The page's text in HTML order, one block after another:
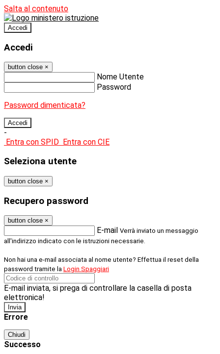
Salta al contenuto
Accedi
Accedi
button close ×
Nome Utente
Password
Password dimenticata?
-
Entra con SPID Entra con CIE
Seleziona utente
button close ×
Recupero password
button close ×
E-mail Verrà inviato un messaggio
all'indirizzo indicato con le istruzioni necessarie.
Non hai una e-mail associata al nome utente? Effettua il reset della
password tramite la Login Spaggiari
E-mail inviata, si prega di controllare la casella di posta
elettronica!
Errore
Chiudi
Successo